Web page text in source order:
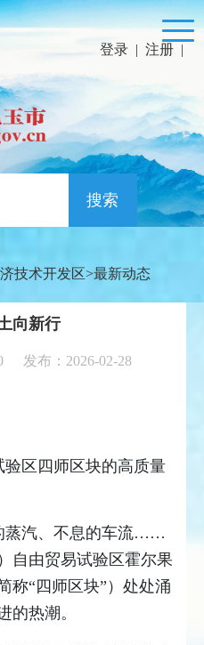
登录 | 注册 |
搜索
技术开发区>最新动态
向新行
发布：2026-02-28
区四师区块的高质量
蒸汽、不息的车流……
自由贸易试验区霍尔果
称“四师区块”）处处涌
的热潮。